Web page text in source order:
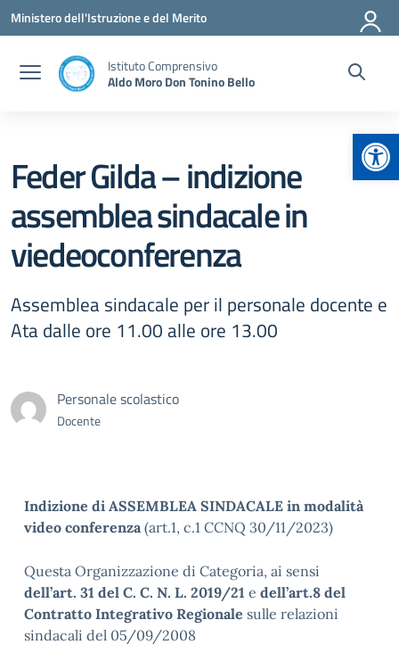
Vai ai contenuti
Vai al menu di navigazione
Vai al footer
Ministero dell'Istruzione e del Merito
Istituto Comprensivo
Aldo Moro Don Tonino Bello
Feder Gilda – indizione
assemblea sindacale in
viedeoconferenza
Assemblea sindacale per il personale docente e
Ata dalle ore 11.00 alle ore 13.00
Personale scolastico
Docente
Indizione di ASSEMBLEA SINDACALE in modalità
video conferenza(art.1, c.1 CCNQ 30/11/2023)
Questa Organizzazione di Categoria, ai sensi
dell’art. 31 del C. C. N. L. 2019/21 e dell’art.8 del
Contratto Integrativo Regionale sulle relazioni
sindacali del 05/09/2008